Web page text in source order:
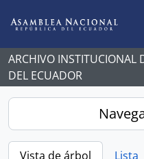
ARCHIVO INSTITUCIONAL
DEL ECUADOR
Vista de árbol Lista